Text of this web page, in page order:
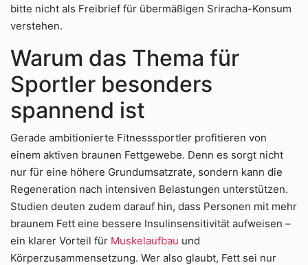
bitte nicht als Freibrief für übermäßigen Sriracha-Konsum
verstehen.
Warum das Thema für
Sportler besonders
spannend ist
Gerade ambitionierte Fitnesssportler profitieren von
einem aktiven braunen Fettgewebe. Denn es sorgt nicht
nur für eine höhere Grundumsatzrate, sondern kann die
Regeneration nach intensiven Belastungen unterstützen.
Studien deuten zudem darauf hin, dass Personen mit mehr
braunem Fett eine bessere Insulinsensitivität aufweisen –
ein klarer Vorteil für Muskelaufbau und
Körperzusammensetzung. Wer also glaubt, Fett sei nur